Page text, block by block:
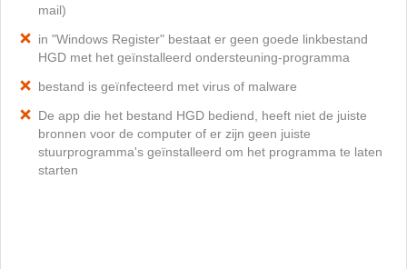
mail)
in "Windows Register" bestaat er geen goede linkbestand
HGD met het geïnstalleerd ondersteuning-programma
bestand is geïnfecteerd met virus of malware
De app die het bestand HGD bediend, heeft niet de juiste
bronnen voor de computer of er zijn geen juiste
stuurprogramma's geïnstalleerd om het programma te laten
starten